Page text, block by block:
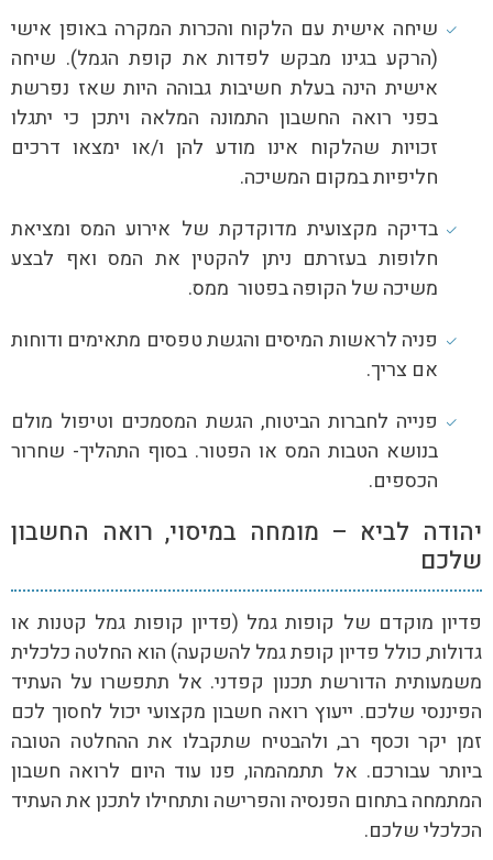
שיחה אישית עם הלקוח והכרות המקרה באופן אישי
(הרקע בגינו מבקש לפדות את קופת הגמל). שיחה
אישית הינה בעלת חשיבות גבוהה היות שאז נפרשת
בפני רואה החשבון התמונה המלאה ויתכן כי יתגלו
זכויות שהלקוח אינו מודע להן ו/או ימצאו דרכים
חליפיות במקום המשיכה.
בדיקה מקצועית מדוקדקת של אירוע המס ומציאת
חלופות בעזרתם ניתן להקטין את המס ואף לבצע
משיכה של הקופה בפטור ממס.
פניה לראשות המיסים והגשת טפסים מתאימים ודוחות
אם צריך.
פנייה לחברות הביטוח, הגשת המסמכים וטיפול מולם
בנושא הטבות המס או הפטור. בסוף התהליך- שחרור
הכספים.
יהודה לביא – מומחה במיסוי, רואה החשבון
שלכם
פדיון מוקדם של קופות גמל (פדיון קופות גמל קטנות או
גדולות, כולל פדיון קופת גמל להשקעה) הוא החלטה כלכלית
משמעותית הדורשת תכנון קפדני. אל תתפשרו על העתיד
הפיננסי שלכם. ייעוץ רואה חשבון מקצועי יכול לחסוך לכם
זמן יקר וכסף רב, ולהבטיח שתקבלו את ההחלטה הטובה
ביותר עבורכם. אל תתמהמהו, פנו עוד היום לרואה חשבון
המתמחה בתחום הפנסיה והפרישה ותתחילו לתכנן את העתיד
הכלכלי שלכם.